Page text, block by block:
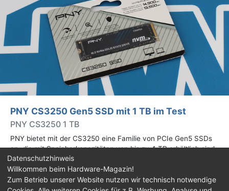
PNY CS3250 Gen5 SSD mit 1 TB im Test
PNY CS3250 1 TB
PNY bietet mit der CS3250 eine Familie von PCIe Gen5 SSDs
an, die mit Speicherkapazitäten von bis zu 4 TB erhältlich sind.
Die Drives erreichen bis zu 14.900 MB/s lesend. Wir haben das
1-TB-Modell getestet.
Datenschutzhinweis
Willkommen beim Hardware-Magazin!
Zum Betrieb unserer Website nutzen wir technisch notwendige